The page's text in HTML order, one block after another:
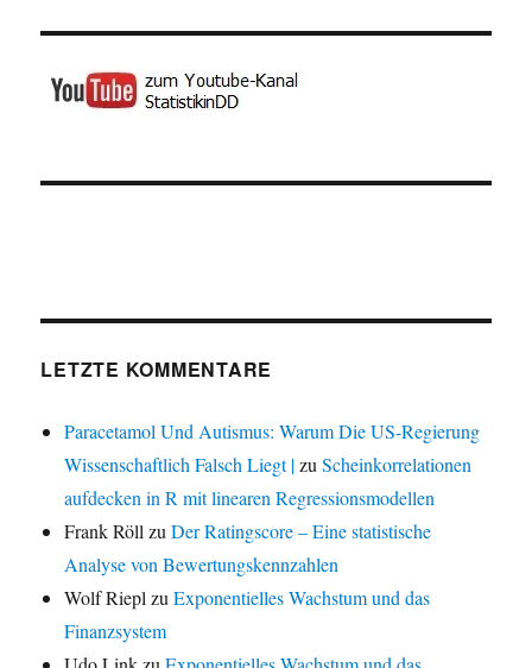
LETZTE KOMMENTARE
Paracetamol Und Autismus: Warum Die US-Regierung
Wissenschaftlich Falsch Liegt |zuScheinkorrelationen
aufdecken in R mit linearen Regressionsmodellen
Frank Röll zuDer Ratingscore – Eine statistische
Analyse von Bewertungskennzahlen
Wolf Riepl zuExponentielles Wachstum und das
Finanzsystem